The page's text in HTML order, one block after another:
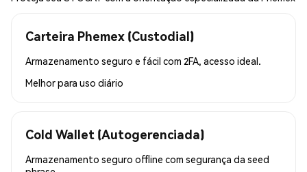
Carteira Phemex (Custodial)
Armazenamento seguro e fácil com 2FA, acesso ideal.
Melhor para uso diário
Cold Wallet (Autogerenciada)
Armazenamento seguro offline com segurança da seed